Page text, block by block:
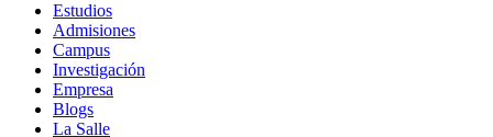
Estudios
Admisiones
Campus
Investigación
Empresa
Blogs
La Salle